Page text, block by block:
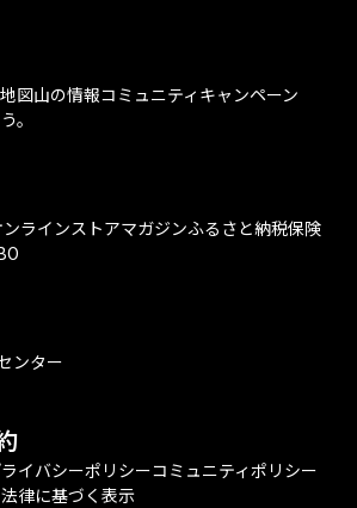
地図山の情報コミュニティ キャンペーン
。
ンラインストアマガジンふるさと納税保険
ンター
イバシーポリシーコミュニティポリシー
律に基づく表示